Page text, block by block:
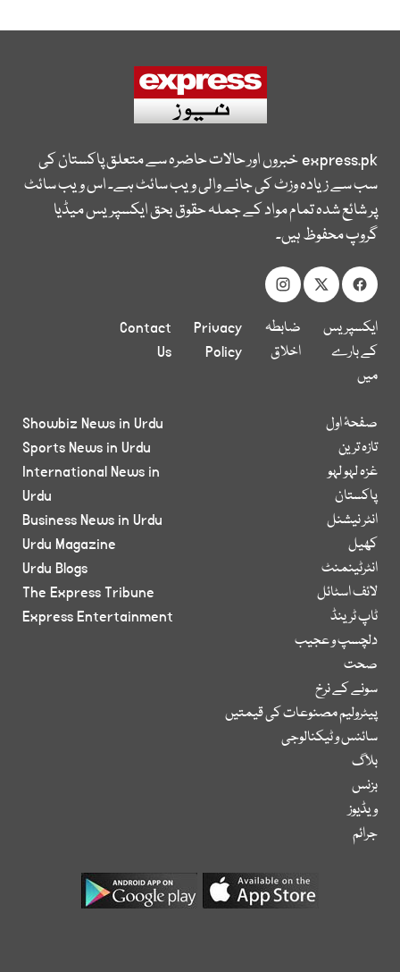
express.pkخبروں اور حالات حاضرہ سے متعلق پاکستان کی
سب سے زیادہ وزٹ کی جانے والی ویب سائٹ ہے۔ اس ویب سائٹ
پر شائع شدہ تمام مواد کے جملہ حقوق بحق ایکسپریس میڈیا
گروپ محفوظ ہیں۔
ایکسپریس
کے بارے
میں
ضابطہ
اخلاق
Privacy
Policy
Contact
Us
صفحۂ اول
تازہ ترین
غزہ لہو لہو
پاکستان
انٹر نیشنل
کھیل
انٹرٹینمنٹ
لائف اسٹائل
ٹاپ ٹرینڈ
دلچسپ و عجیب
صحت
سونے کے نرخ
پیٹرولیم مصنوعات کی قیمتیں
سائنس و ٹیکنالوجی
بلاگ
بزنس
ویڈیوز
جرائم
Showbiz News in Urdu
Sports News in Urdu
International News in
Urdu
Business News in Urdu
Urdu Magazine
Urdu Blogs
The Express Tribune
Express Entertainment